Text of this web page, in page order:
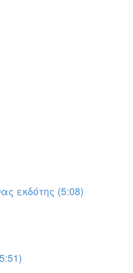
εκδότης (5:08)